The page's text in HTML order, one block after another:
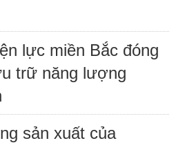
lực miền Bắc đóng
trữ năng lượng
sản xuất của